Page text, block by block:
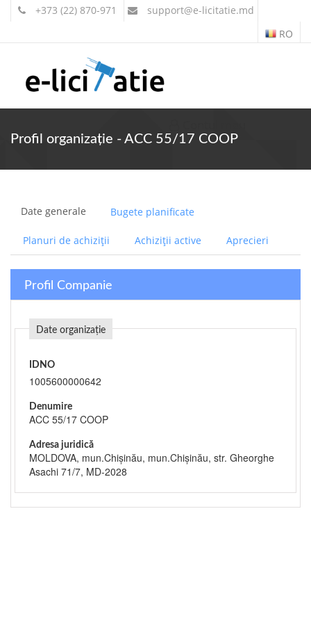
+373 (22) 870-971 support@e-licitatie.md
RO
Profil organizație - ACC 55/17 COOP
Date generale Bugete planificate
Planuri de achiziții Achiziții active Aprecieri
Profil Companie
Date organizație
IDNO
1005600000642
Denumire
ACC 55/17 COOP
Adresa juridică
MOLDOVA, mun.Chişinău, mun.Chişinău, str. Gheorghe
Asachi 71/7, MD-2028